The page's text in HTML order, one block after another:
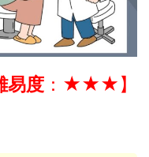
易度 ：★★★】